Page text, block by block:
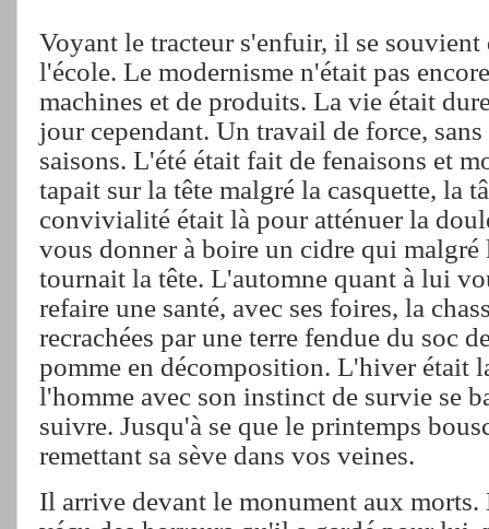
Voyant le tracteur s'enfuir, il se souvient
l'école. Le modernisme n'était pas
machines et de produits. La vie était
jour cependant. Un travail de force,
saisons. L'été était fait de fenaisons et
tapait sur la tête malgré la casquette, la
convivialité était là pour atténuer la
vous donner à boire un cidre qui
tournait la tête. L'automne quant à lui
refaire une santé, avec ses foires, la
recrachées par une terre fendue du soc
pomme en décomposition. L'hiver était
l'homme avec son instinct de survie se
suivre. Jusqu'à se que le printemps
remettant sa sève dans vos veines.
Il arrive devant le monument aux